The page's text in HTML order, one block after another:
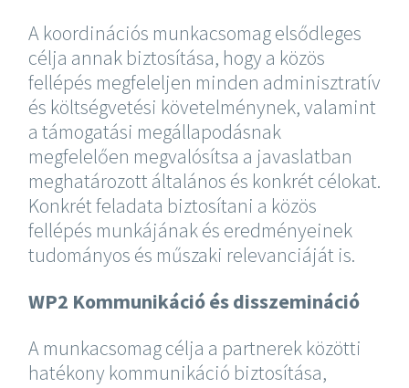
A koordinációs munkacsomag elsődleges
célja annak biztosítása, hogy a közös
fellépés megfeleljen minden adminisztratív
és költségvetési követelménynek, valamint
a támogatási megállapodásnak
megfelelően megvalósítsa a javaslatban
meghatározott általános és konkrét célokat.
Konkrét feladata biztosítani a közös
fellépés munkájának és eredményeinek
tudományos és műszaki relevanciáját is.
WP2 Kommunikáció és disszemináció
A munkacsomag célja a partnerek közötti
hatékony kommunikáció biztosítása,